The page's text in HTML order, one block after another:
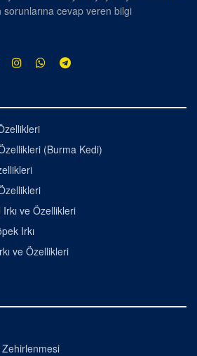
sorunlarına cevap veren bilgi
(Burma Kedi)
ve Özellikleri
Irkı
ve Özellikleri
Zehirlenmesi